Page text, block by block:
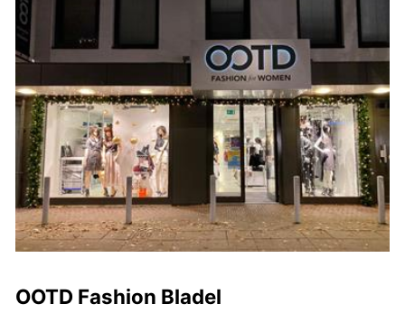
OOTD Fashion Bladel